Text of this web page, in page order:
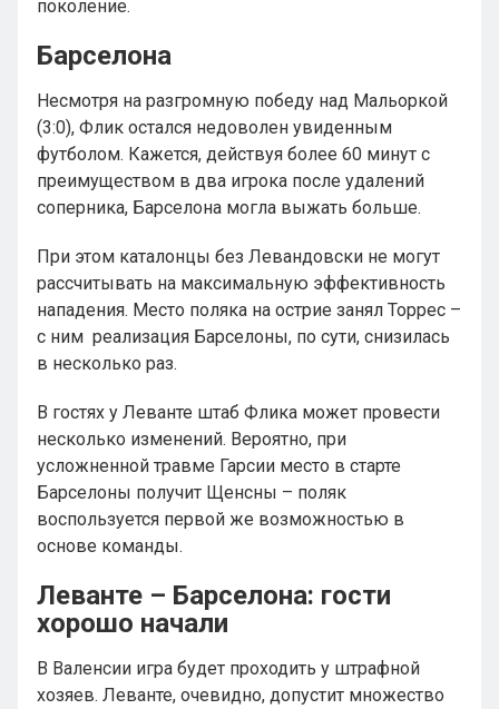
поколение.
Барселона
Несмотря на разгромную победу над Мальоркой
(3:0), Флик остался недоволен увиденным
футболом. Кажется, действуя более 60 минут с
преимуществом в два игрока после удалений
соперника, Барселона могла выжать больше.
При этом каталонцы без Левандовски не могут
рассчитывать на максимальную эффективность
нападения. Место поляка на острие занял Торрес –
с ним реализация Барселоны, по сути, снизилась
в несколько раз.
В гостях у Леванте штаб Флика может провести
несколько изменений. Вероятно, при
усложненной травме Гарсии место в старте
Барселоны получит Щенсны – поляк
воспользуется первой же возможностью в
основе команды.
Леванте – Барселона: гости
хорошо начали
В Валенсии игра будет проходить у штрафной
хозяев. Леванте, очевидно, допустит множество